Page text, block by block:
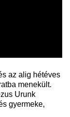
az alig hétéves
menekült.
Urunk
gyermeke,